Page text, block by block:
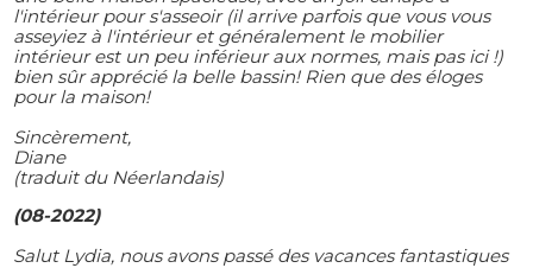
l'intérieur pour s'asseoir (il arrive parfois que vous vous
asseyiez à l'intérieur et généralement le mobilier
intérieur est un peu inférieur aux normes, mais pas ici !)
bien sûr apprécié la belle bassin! Rien que des éloges
pour la maison!
Sincèrement,
Diane
(traduit du Néerlandais)
(08-2022)
Salut Lydia, nous avons passé des vacances fantastiques